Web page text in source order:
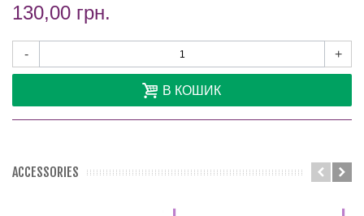
130,00 грн.
- +
В КОШИК
ACCESSORIES